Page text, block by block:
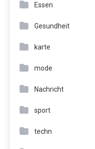
Essen
Gesundheit
karte
mode
Nachricht
sport
techn